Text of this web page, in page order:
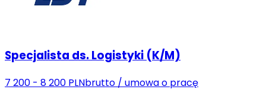
Specjalista ds. Logistyki (K/M)
7 200 - 8 200 PLNbrutto / umowa o pracę